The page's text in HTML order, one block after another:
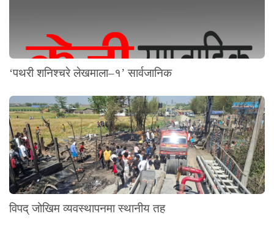
‘पथरी शनिश्चरे लेखमाला–१’ सार्वजानिक
विपद् जोखिम व्यवस्थापनमा स्थानीय तह